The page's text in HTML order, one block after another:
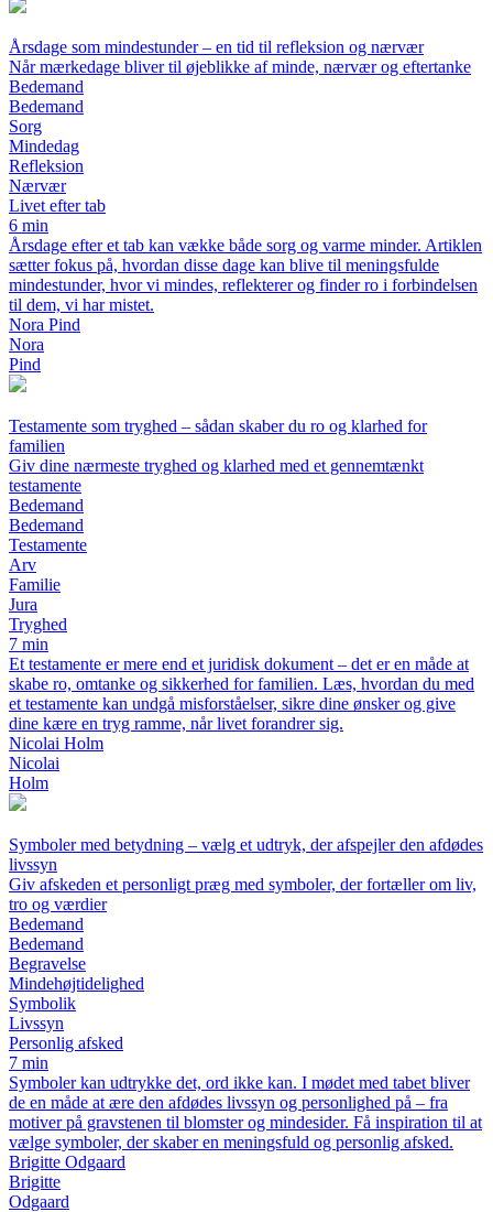
Årsdage som mindestunder – en tid til refleksion og nærvær
Når mærkedage bliver til øjeblikke af minde, nærvær og eftertanke
Bedemand
Bedemand
Sorg
Mindedag
Refleksion
Nærvær
Livet efter tab
6 min
Årsdage efter et tab kan vække både sorg og varme minder. Artiklen
sætter fokus på, hvordan disse dage kan blive til meningsfulde
mindestunder, hvor vi mindes, reflekterer og finder ro i forbindelsen
til dem, vi har mistet.
Nora Pind
Nora
Pind
Testamente som tryghed – sådan skaber du ro og klarhed for
familien
Giv dine nærmeste tryghed og klarhed med et gennemtænkt
testamente
Bedemand
Bedemand
Testamente
Arv
Familie
Jura
Tryghed
7 min
Et testamente er mere end et juridisk dokument – det er en måde at
skabe ro, omtanke og sikkerhed for familien. Læs, hvordan du med
et testamente kan undgå misforståelser, sikre dine ønsker og give
dine kære en tryg ramme, når livet forandrer sig.
Nicolai Holm
Nicolai
Holm
Symboler med betydning – vælg et udtryk, der afspejler den afdødes
livssyn
Giv afskeden et personligt præg med symboler, der fortæller om liv,
tro og værdier
Bedemand
Bedemand
Begravelse
Mindehøjtidelighed
Symbolik
Livssyn
Personlig afsked
7 min
Symboler kan udtrykke det, ord ikke kan. I mødet med tabet bliver
de en måde at ære den afdødes livssyn og personlighed på – fra
motiver på gravstenen til blomster og mindesider. Få inspiration til at
vælge symboler, der skaber en meningsfuld og personlig afsked.
Brigitte Odgaard
Brigitte
Odgaard